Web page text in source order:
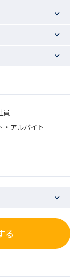
員
・アルバイト
る